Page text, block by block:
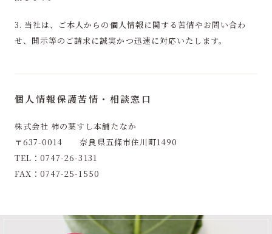
3. 当社は、ご本人からの個人情報に関する苦情やお問い合わ
せ、開示等のご請求に誠実かつ迅速に対応いたします。
個人情報保護苦情・相談窓口
株式会社 柿の葉すし本舗たなか
〒637-0014 奈良県五條市住川町1490
TEL：0747-26-3131
FAX：0747-25-1550